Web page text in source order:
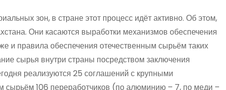
зон, в стране этот процесс идёт активно. Об этом,
Они касаются выработки механизмов обеспечения
правила обеспечения отечественным сырьём таких
сырья внутри страны посредством заключения
реализуются 25 соглашений с крупными
106 переработчиков (по алюминию – 7, по меди –